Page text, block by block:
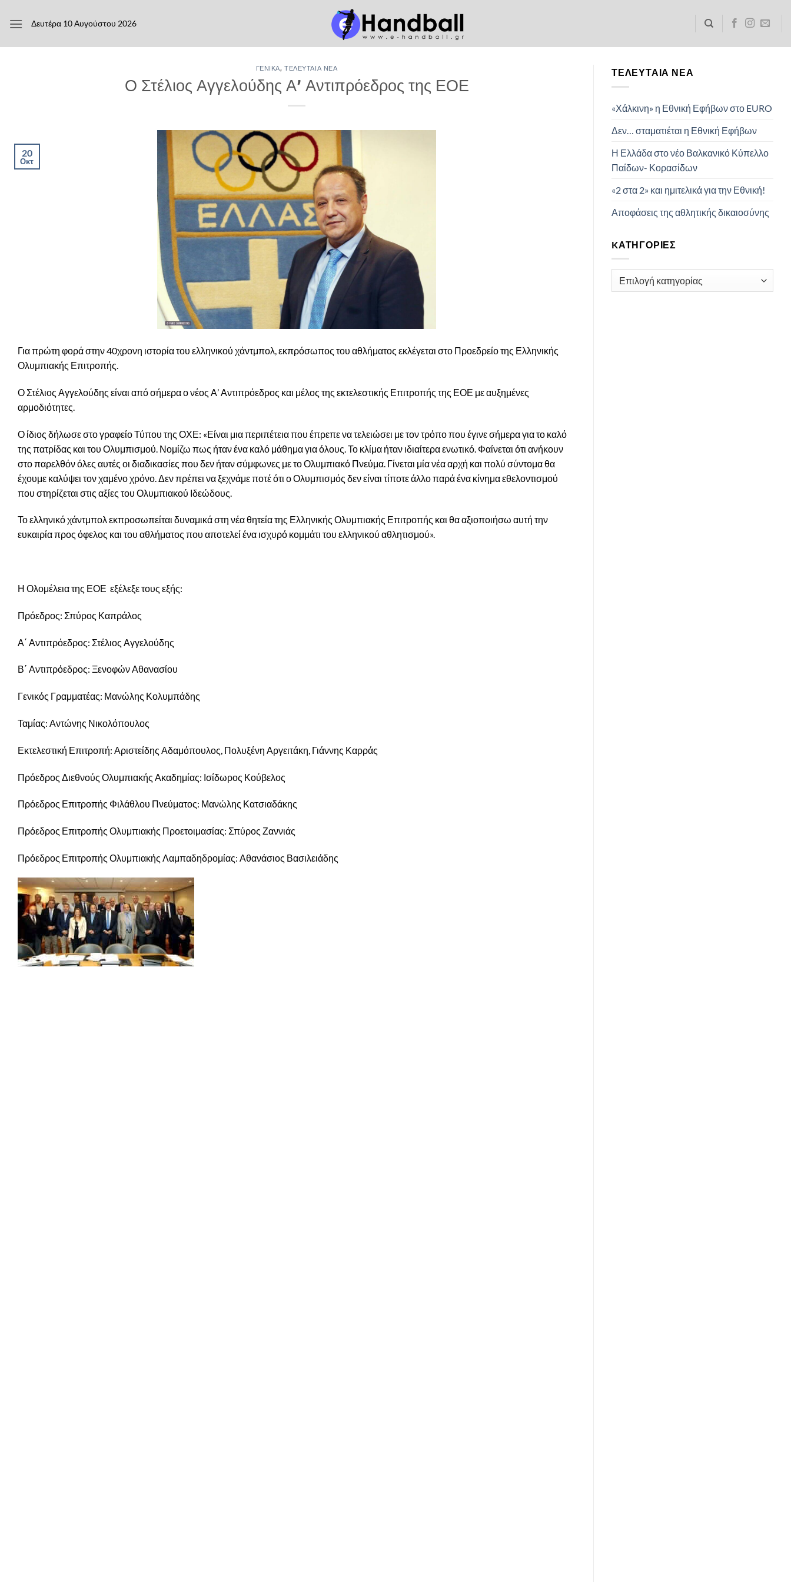
στο
Δευτέρα 10 Αυγούστου 2026
ΓΕΝΙΚΆ,ΤΕΛΕΥΤΑΊΑ ΝΈΑ
Ο Στέλιος Αγγελούδης Α’ Αντιπρόεδρος της ΕΟΕ
20
Οκτ
Για πρώτη φορά στην 40χρονη ιστορία του ελληνικού χάντμπολ, εκπρόσωπος του αθλήματος εκλέγεται στο Προεδρείο της Ελληνικής
Ολυμπιακής Επιτροπής.
Ο Στέλιος Αγγελούδης είναι από σήμερα ο νέος Α’ Αντιπρόεδρος και μέλος της εκτελεστικής Επιτροπής της ΕΟΕ με αυξημένες
αρμοδιότητες.
Ο ίδιος δήλωσε στο γραφείο Τύπου της ΟΧΕ: «Είναι μια περιπέτεια που έπρεπε να τελειώσει με τον τρόπο που έγινε σήμερα για το καλό
της πατρίδας και του Ολυμπισμού. Νομίζω πως ήταν ένα καλό μάθημα για όλους. Το κλίμα ήταν ιδιαίτερα ενωτικό. Φαίνεται ότι ανήκουν
στο παρελθόν όλες αυτές οι διαδικασίες που δεν ήταν σύμφωνες με το Ολυμπιακό Πνεύμα. Γίνεται μία νέα αρχή και πολύ σύντομα θα
έχουμε καλύψει τον χαμένο χρόνο. Δεν πρέπει να ξεχνάμε ποτέ ότι ο Ολυμπισμός δεν είναι τίποτε άλλο παρά ένα κίνημα εθελοντισμού
που στηρίζεται στις αξίες του Ολυμπιακού Ιδεώδους.
Το ελληνικό χάντμπολ εκπροσωπείται δυναμικά στη νέα θητεία της Ελληνικής Ολυμπιακής Επιτροπής και θα αξιοποιήσω αυτή την
ευκαιρία προς όφελος και του αθλήματος που αποτελεί ένα ισχυρό κομμάτι του ελληνικού αθλητισμού».
Η Ολομέλεια της ΕΟΕ εξέλεξε τους εξής:
Πρόεδρος: Σπύρος Καπράλος
Α΄ Αντιπρόεδρος: Στέλιος Αγγελούδης
Β΄ Αντιπρόεδρος: Ξενοφών Αθανασίου
Γενικός Γραμματέας: Μανώλης Κολυμπάδης
Ταμίας: Αντώνης Νικολόπουλος
Εκτελεστική Επιτροπή: Αριστείδης Αδαμόπουλος, Πολυξένη Αργειτάκη, Γιάννης Καρράς
Πρόεδρος Διεθνούς Ολυμπιακής Ακαδημίας: Ισίδωρος Κούβελος
Πρόεδρος Επιτροπής Φιλάθλου Πνεύματος: Μανώλης Κατσιαδάκης
Πρόεδρος Επιτροπής Ολυμπιακής Προετοιμασίας: Σπύρος Ζαννιάς
Πρόεδρος Επιτροπής Ολυμπιακής Λαμπαδηδρομίας: Αθανάσιος Βασιλειάδης
ΤΕΛΕΥΤΑΊΑ ΝΈΑ
«Χάλκινη» η Εθνική Εφήβων στο EURO
Δεν… σταματιέται η Εθνική Εφήβων
Η Ελλάδα στο νέο Βαλκανικό Κύπελλο
Παίδων- Κορασίδων
«2 στα 2» και ημιτελικά για την Εθνική!
Αποφάσεις της αθλητικής δικαιοσύνης
KΑΤΗΓΟΡΊΕΣ
Kατηγορίες